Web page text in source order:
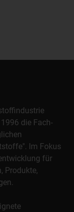
die Fach-
Im Fokus
für
Produkte,